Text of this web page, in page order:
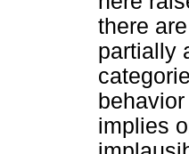
there
partially
implies